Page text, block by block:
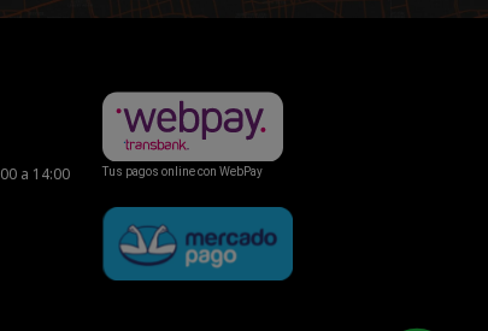
a 14:00
Tus pagos online con WebPay